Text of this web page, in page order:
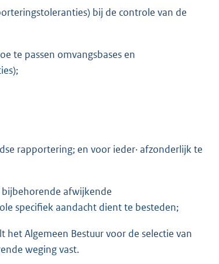
bij de controle van de
te passen omvangsbases en
rapportering; en voor ieder· afzonderlijk te
afwijkende
specifiek aandacht dient te besteden;
het Algemeen Bestuur voor de selectie van
weging vast.